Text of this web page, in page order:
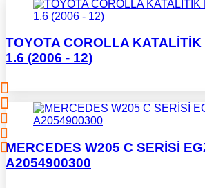
TOYOTA COROLLA
1.6 (2006 - 12)
MERCEDES W205 C SERİSİ
A2054900300